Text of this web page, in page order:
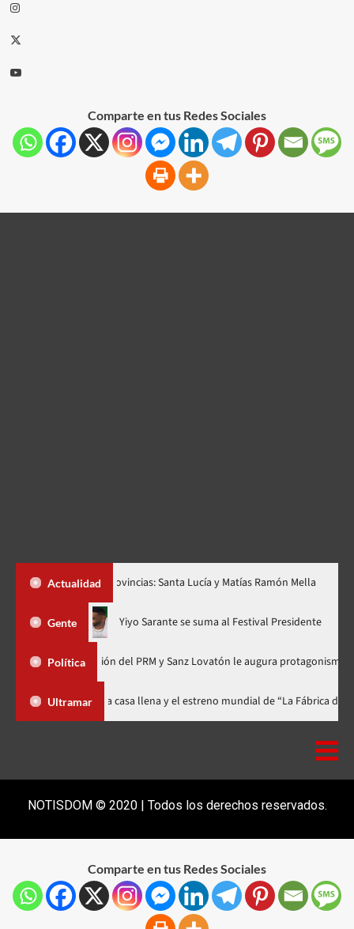
Comparte en tus Redes Sociales
Actualidad
nuevas provincias: Santa Lucía y Matías Ramón Mella
Gente
en nuevo horario Yiyo Sarante se suma al Festival
Políticadel PRM y Sanz Lovatón le augura protagonismo político
Ultramar
celebra 15 años con una gala a casa llena y el estreno mundial de
NOTISDOM © 2020 | Todos los derechos reservados.
Comparte en tus Redes Sociales